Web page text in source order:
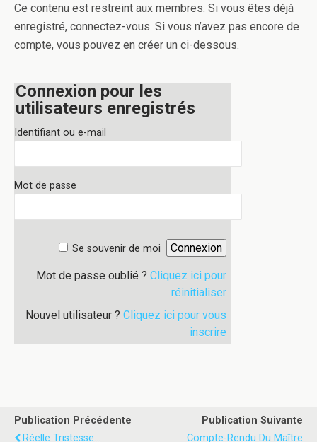
Ce contenu est restreint aux membres. Si vous êtes déjà
enregistré, connectez-vous. Si vous n’avez pas encore de
compte, vous pouvez en créer un ci-dessous.
Connexion pour les
utilisateurs enregistrés
Identifiant ou e-mail
Mot de passe
Se souvenir de moi
Mot de passe oublié ? Cliquez ici pour
réinitialiser
Nouvel utilisateur ? Cliquez ici pour vous
inscrire
Publication Précédente
Réelle Tristesse...
Publication Suivante
Compte-Rendu Du Maître